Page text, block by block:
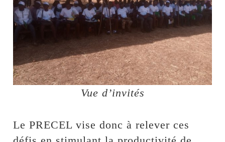
Vue d’invités
Le PRECEL vise donc à relever ces